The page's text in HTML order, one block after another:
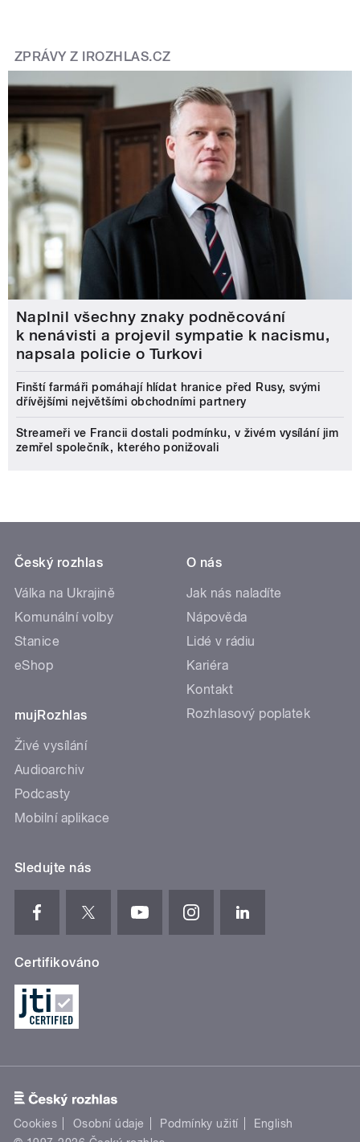
ZPRÁVY Z IROZHLAS.CZ
Naplnil všechny znaky podněcování
k nenávisti a projevil sympatie k nacismu,
napsala policie o Turkovi
Finští farmáři pomáhají hlídat hranice před Rusy, svými
dřívějšími největšími obchodními partnery
Streameři ve Francii dostali podmínku, v živém vysílání jim
zemřel společník, kterého ponižovali
Český rozhlas
Válka na Ukrajině
Komunální volby
Stanice
eShop
mujRozhlas
Živé vysílání
Audioarchiv
Podcasty
Mobilní aplikace
O nás
Jak nás naladíte
Nápověda
Lidé v rádiu
Kariéra
Kontakt
Rozhlasový poplatek
Sledujte nás
Certifikováno
Cookies Osobní údaje Podmínky užití
English